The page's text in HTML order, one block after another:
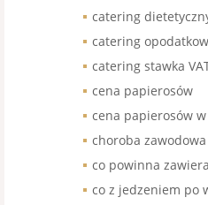
catering
catering
catering stawka
cena papierosów
cena papierosów
choroba
co powinna
co z jedzeniem po